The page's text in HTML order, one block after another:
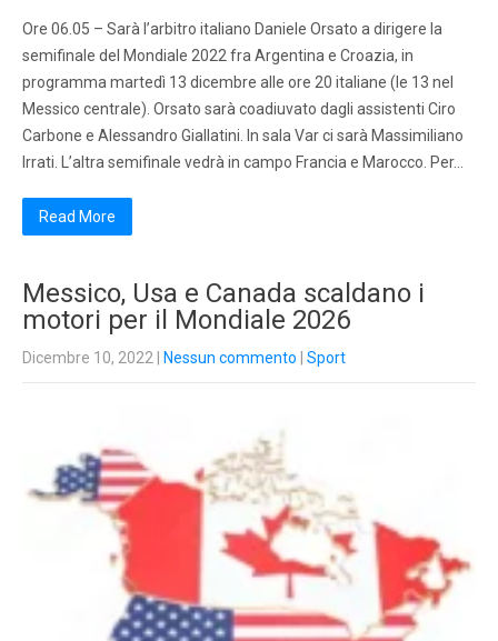
Ore 06.05 – Sarà l’arbitro italiano Daniele Orsato a dirigere la
semifinale del Mondiale 2022 fra Argentina e Croazia, in
programma martedì 13 dicembre alle ore 20 italiane (le 13 nel
Messico centrale). Orsato sarà coadiuvato dagli assistenti Ciro
Carbone e Alessandro Giallatini. In sala Var ci sarà Massimiliano
Irrati. L’altra semifinale vedrà in campo Francia e Marocco. Per…
Read More
Messico, Usa e Canada scaldano i
motori per il Mondiale 2026
Dicembre 10, 2022 Nessun commento Sport